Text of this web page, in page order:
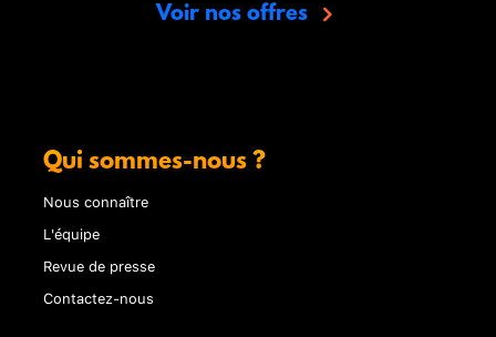
Voir nos offres
Qui sommes-nous ?
Nous connaître
L'équipe
Revue de presse
Contactez-nous